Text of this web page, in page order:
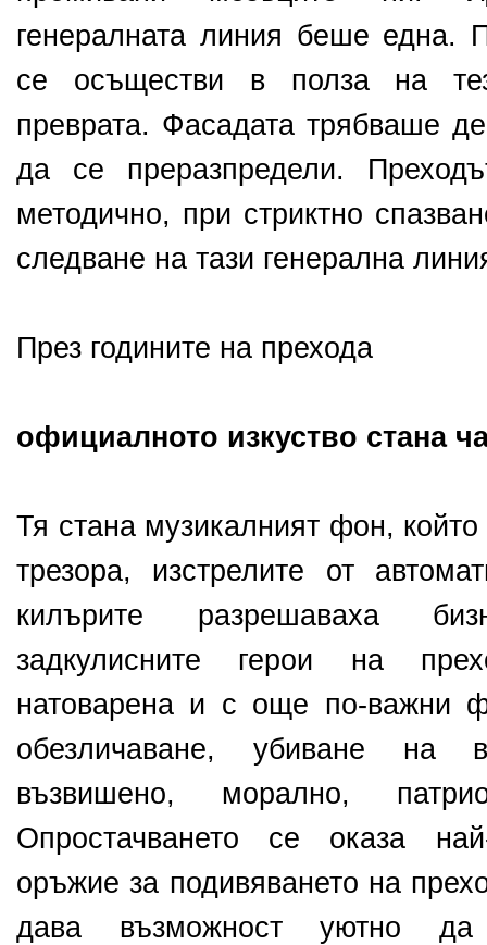
генералната линия беше една.
се осъществи в полза на
преврата. Фасадата трябваше
да се преразпредели.
методично, при стриктно
следване на тази генерална
През годините на прехода
официалното изкуство стана
Тя стана музикалният фон,
трезора, изстрелите от
килърите разрешаваха
задкулисните герои на
натоварена и с още по-важни
обезличаване, убиване на
възвишено, морално,
Опростачването се оказа
оръжие за подивяването на
дава възможност уютно да